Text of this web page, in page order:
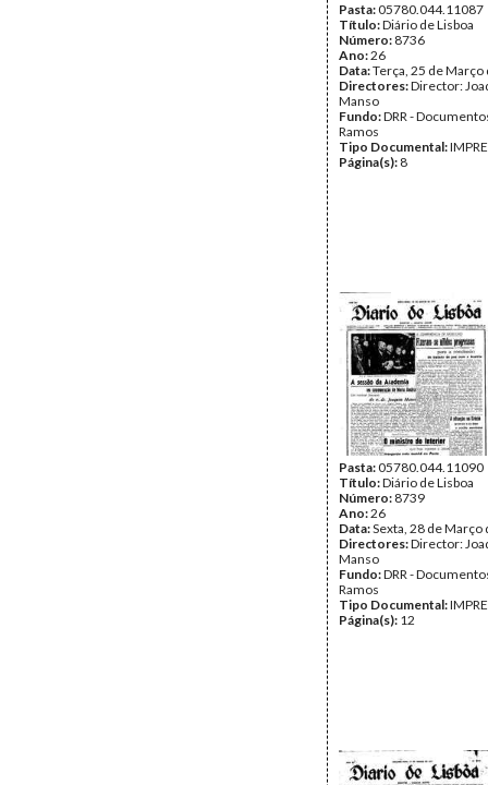
Pasta:05780.044.11087
Título:Diário de Lisboa
Número: 8736
Ano:26
Data:Terça, 25 de Março
Directores:Director:
Manso
Fundo:DRR -
Ramos
Tipo Documental:
Página(s): 8
Pasta:05780.044.11090
Título:Diário de Lisboa
Número: 8739
Ano:26
Data:Sexta, 28 de Março
Directores:Director:
Manso
Fundo:DRR -
Ramos
Tipo Documental:
Página(s): 12